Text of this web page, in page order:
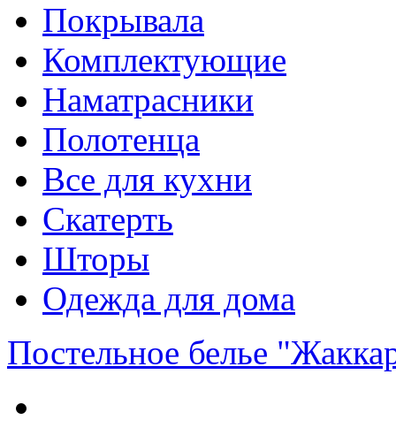
Покрывала
Комплектующие
Наматрасники
Полотенца
Все для кухни
Скатерть
Шторы
Одежда для дома
Постельное белье